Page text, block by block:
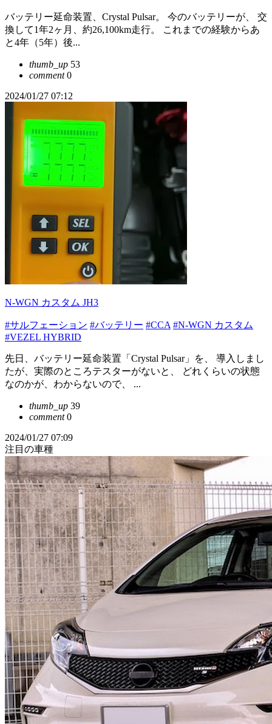
バッテリー延命装置、Crystal Pulsar。 今のバッテリーが、 交
換して1年2ヶ月、約26,100km走行。 これまでの経験からあ
と4年（5年）後...
thumb_up 53
comment0
2024/01/27 07:12
N-WGN カスタム JH3
#サルフェーション #バッテリー #CCA #N-WGN カスタム
#VEZEL HYBRID
先日、バッテリー延命装置「Crystal Pulsar」を、 導入しまし
たが、実際のところテスターがないと、 どれくらいの状態
なのかが、わからないので、 ...
thumb_up 39
comment0
2024/01/27 07:09
注目の車種